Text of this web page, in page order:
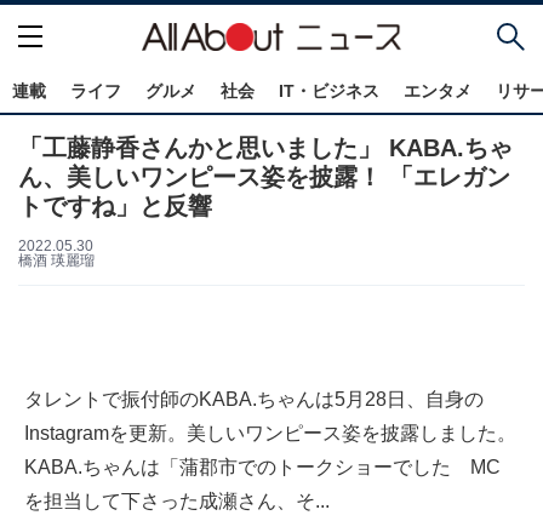
連載 ライフ グルメ 社会 IT・ビジネス エンタメ リサ
「工藤静香さんかと思いました」 KABA.ちゃ
ん、美しいワンピース姿を披露！ 「エレガン
トですね」と反響
2022.05.30
橋酒 瑛麗瑠
タレントで振付師のKABA.ちゃんは5月28日、自身の
Instagramを更新。美しいワンピース姿を披露しました。
KABA.ちゃんは「蒲郡市でのトークショーでした MC
を担当して下さった成瀬さん、そ...